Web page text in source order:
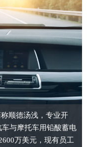
顺德汤浅，专业开
与摩托车用铅酸蓄电
万美元，现有员工